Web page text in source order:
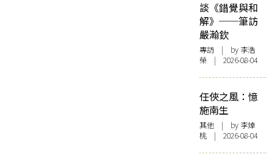
談《錯覺與和
解》──筆訪
嚴瀚欽
專訪 | by 李浩
榮 | 2026-08-04
任俠之風：憶
施南生
其他 | by 李焯
桃 | 2026-08-04